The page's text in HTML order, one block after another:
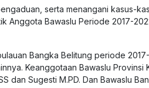
serta menangani kasus-
Anggota Bawaslu Periode 2017-
Bangka Belitung periode
Keanggotaan Bawaslu Provinsi
dan Sugesti M.PD. Dan Bawaslu